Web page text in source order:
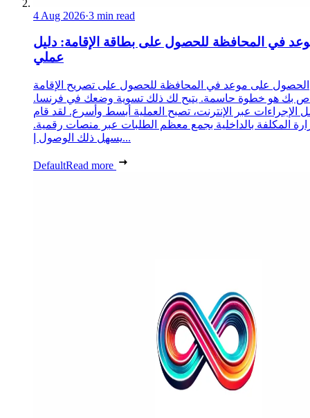
4 Aug 2026·3 min read
في المحافظة للحصول على بطاقة الإقامة: دليل
عملي
الحصول على موعد في المحافظة للحصول على تصريح الإقامة
بك هو خطوة حاسمة. يتيح لك ذلك تسوية وضعك في فرنسا.
الإجراءات عبر الإنترنت، تصبح العملية أبسط وأسرع. لقد قام
المكلفة بالداخلية بجمع معظم الطلبات عبر منصات رقمية.
يسهل ذلك الوصول إ...
DefaultRead more